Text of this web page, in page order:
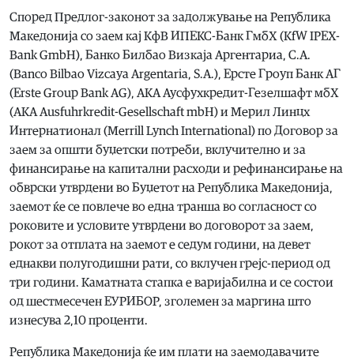
Според Предлог-законот за задолжување на Република
Македонија со заем кај КфВ ИПЕКС-Банк ГмбХ (KfW IPEX-
Bank GmbH), Банко Билбао Визкаја Аргентариа, С.А.
(Banco Bilbao Vizcaya Argentaria, S.A.), Ерсте Гроуп Банк АГ
(Erste Group Bank AG), АКА Аусфухкредит-Гезелшафт мбХ
(AKA Ausfuhrkredit-Gesellschaft mbH) и Мерил Линцх
Интернатионал (Merrill Lynch International) по Договор за
заем за општи буџетски потреби, вклучително и за
финансирање на капитални расходи и рефинансирање на
обврски утврдени во Буџетот на Република Македонија,
заемот ќе се повлече во една транша во согласност со
роковите и условите утврдени во договорот за заем,
рокот за отплата на заемот е седум години, на девет
еднакви полугодишни рати, со вклучен грејс-период од
три години. Каматната стапка е варијабилна и се состои
од шестмесечен ЕУРИБОР, зголемен за маргина што
изнесува 2,10 проценти.
Република Македонија ќе им плати на заемодавачите